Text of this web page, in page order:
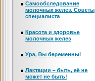
Самообследование
молочных желез. Советы
специалиста
Красота и здоровье
молочных желез
Ура, Вы беременны!
Лактации – быть, её не
может не быть!